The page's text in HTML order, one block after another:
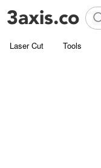
Laser Cut Tools